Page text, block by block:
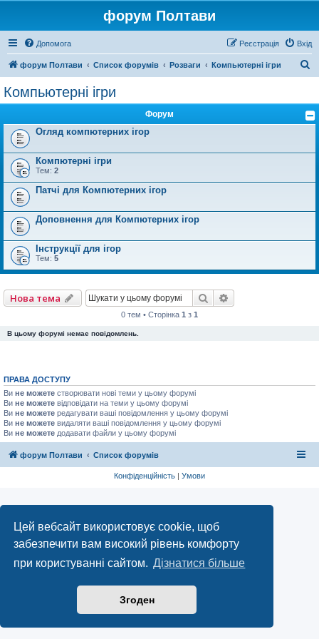
Цей вебсайт використовує cookie, щоб
забезпечити вам високий рівень комфорту
при користуванні сайтом. Дізнатися більше
Згоден
форум Полтави
Допомога Вхід
Реєстрація
форум Полтави Список форумів Розваги Компьютерні ігри
у
Компьютерні ігри
Форум
Огляд компютерних ігор
Компютерні ігри
Тем: 2
Патчі для Компютерних ігор
Доповнення для Компютерних ігор
Інструкції для ігор
Тем: 5
Нова тема Пошук
0 тем • Сторінка 1 з 1
В цьому форумі немає повідомлень.
ПРАВА ДОСТУПУ
Ви не можете створювати нові теми у цьому форумі
Ви не можете відповідати на теми у цьому форумі
Ви не можете редагувати ваші повідомлення у цьому форумі
Ви не можете видаляти ваші повідомлення у цьому форумі
Ви не можете додавати файли у цьому форумі
форум Полтави Список форумів
Конфіденційність | Умови